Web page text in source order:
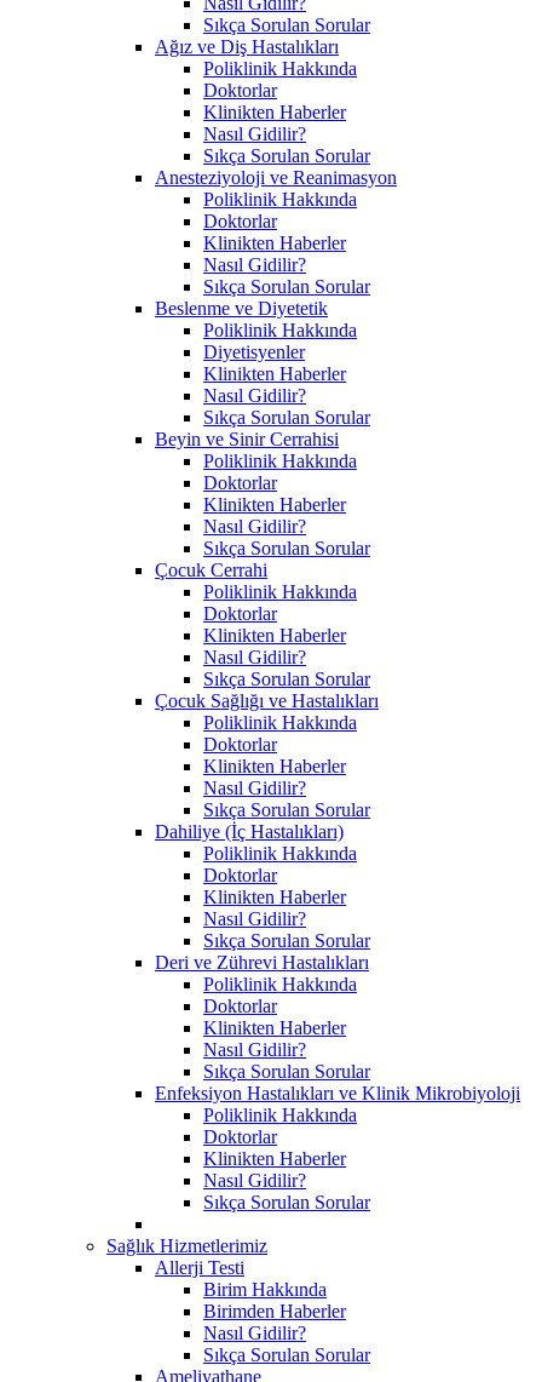
Sıkça Sorulan Sorular
Ağız ve Diş Hastalıkları
Poliklinik Hakkında
Doktorlar
Klinikten Haberler
Nasıl Gidilir?
Sıkça Sorulan Sorular
Anesteziyoloji ve Reanimasyon
Poliklinik Hakkında
Doktorlar
Klinikten Haberler
Nasıl Gidilir?
Sıkça Sorulan Sorular
Beslenme ve Diyetetik
Poliklinik Hakkında
Diyetisyenler
Klinikten Haberler
Nasıl Gidilir?
Sıkça Sorulan Sorular
Beyin ve Sinir Cerrahisi
Poliklinik Hakkında
Doktorlar
Klinikten Haberler
Nasıl Gidilir?
Sıkça Sorulan Sorular
Çocuk Cerrahi
Poliklinik Hakkında
Doktorlar
Klinikten Haberler
Nasıl Gidilir?
Sıkça Sorulan Sorular
Çocuk Sağlığı ve Hastalıkları
Poliklinik Hakkında
Doktorlar
Klinikten Haberler
Nasıl Gidilir?
Sıkça Sorulan Sorular
Dahiliye (İç Hastalıkları)
Poliklinik Hakkında
Doktorlar
Klinikten Haberler
Nasıl Gidilir?
Sıkça Sorulan Sorular
Deri ve Zührevi Hastalıkları
Poliklinik Hakkında
Doktorlar
Klinikten Haberler
Nasıl Gidilir?
Sıkça Sorulan Sorular
Enfeksiyon Hastalıkları ve Klinik Mikrobiyoloji
Poliklinik Hakkında
Doktorlar
Klinikten Haberler
Nasıl Gidilir?
Sıkça Sorulan Sorular
Sağlık Hizmetlerimiz
Allerji Testi
Birim Hakkında
Birimden Haberler
Nasıl Gidilir?
Sıkça Sorulan Sorular
Ameliyathane